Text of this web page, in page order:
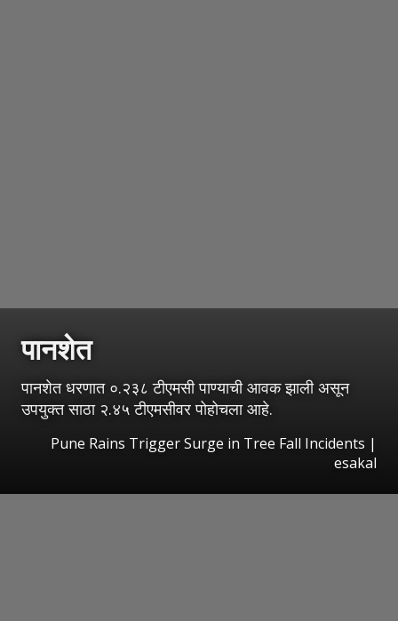
पानशेत
पानशेत धरणात ०.२३८ टीएमसी पाण्याची आवक झाली असून
उपयुक्त साठा २.४५ टीएमसीवर पोहोचला आहे.
Pune Rains Trigger Surge in Tree Fall Incidents |
esakal